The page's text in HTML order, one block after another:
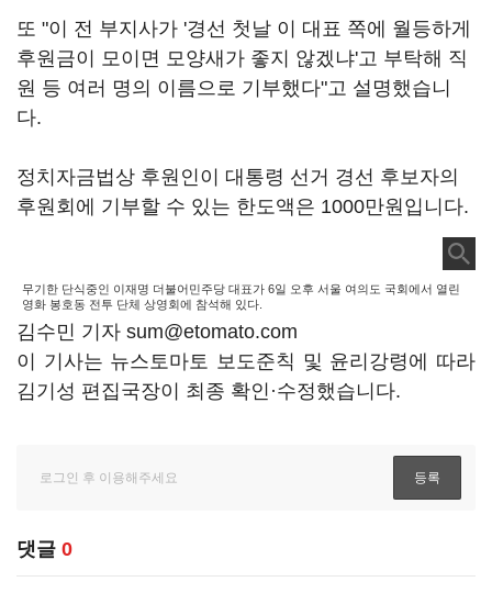
또 "이 전 부지사가 '경선 첫날 이 대표 쪽에 월등하게
후원금이 모이면 모양새가 좋지 않겠냐'고 부탁해 직
원 등 여러 명의 이름으로 기부했다"고 설명했습니
다.
정치자금법상 후원인이 대통령 선거 경선 후보자의
후원회에 기부할 수 있는 한도액은 1000만원입니다.
무기한 단식중인 이재명 더불어민주당 대표가 6일 오후 서울 여의도 국회에서 열린
영화 봉호동 전투 단체 상영회에 참석해 있다.
김수민 기자 sum@etomato.com
이 기사는 뉴스토마토 보도준칙 및 윤리강령에 따라
김기성 편집국장이 최종 확인·수정했습니다.
댓글 0